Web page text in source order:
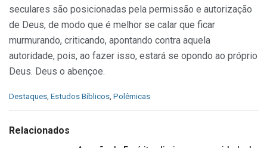
seculares são posicionadas pela permissão e autorização
de Deus, de modo que é melhor se calar que ficar
murmurando, criticando, apontando contra aquela
autoridade, pois, ao fazer isso, estará se opondo ao próprio
Deus. Deus o abençoe.
C
e
Destaques Estudos Bíblicos Polêmicas
Relacionados